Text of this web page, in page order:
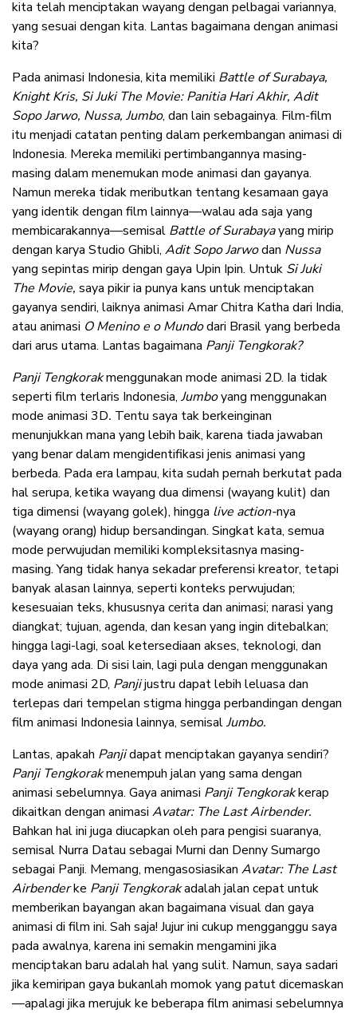
kita telah menciptakan wayang dengan pelbagai variannya,
yang sesuai dengan kita. Lantas bagaimana dengan animasi
kita?
Pada animasi Indonesia, kita memiliki Battle of Surabaya,
Knight Kris, Si Juki The Movie: Panitia Hari Akhir, Adit
Sopo Jarwo, Nussa, Jumbo, dan lain sebagainya. Film-film
itu menjadi catatan penting dalam perkembangan animasi di
Indonesia. Mereka memiliki pertimbangannya masing-
masing dalam menemukan mode animasi dan gayanya.
Namun mereka tidak meributkan tentang kesamaan gaya
yang identik dengan film lainnya—walau ada saja yang
membicarakannya—semisal Battle of Surabayayang mirip
dengan karya Studio Ghibli, Adit Sopo Jarwodan Nussa
yang sepintas mirip dengan gaya Upin Ipin. Untuk Si Juki
The Movie, saya pikir ia punya kans untuk menciptakan
gayanya sendiri, laiknya animasi Amar Chitra Katha dari India,
atau animasi O Menino e o Mundodari Brasil yang berbeda
dari arus utama. Lantas bagaimana Panji Tengkorak?
Panji Tengkorakmenggunakan mode animasi 2D. Ia tidak
seperti film terlaris Indonesia, Jumboyang menggunakan
mode animasi 3D. Tentu saya tak berkeinginan
menunjukkan mana yang lebih baik, karena tiada jawaban
yang benar dalam mengidentifikasi jenis animasi yang
berbeda. Pada era lampau, kita sudah pernah berkutat pada
hal serupa, ketika wayang dua dimensi (wayang kulit) dan
tiga dimensi (wayang golek), hingga live action-nya
(wayang orang) hidup bersandingan. Singkat kata, semua
mode perwujudan memiliki kompleksitasnya masing-
masing. Yang tidak hanya sekadar preferensi kreator, tetapi
banyak alasan lainnya, seperti konteks perwujudan;
kesesuaian teks, khususnya cerita dan animasi; narasi yang
diangkat; tujuan, agenda, dan kesan yang ingin ditebalkan;
hingga lagi-lagi, soal ketersediaan akses, teknologi, dan
daya yang ada. Di sisi lain, lagi pula dengan menggunakan
mode animasi 2D, Panjijustru dapat lebih leluasa dan
terlepas dari tempelan stigma hingga perbandingan dengan
film animasi Indonesia lainnya, semisalJumbo.
Lantas, apakah Panjidapat menciptakan gayanya sendiri?
Panji Tengkorakmenempuh jalan yang sama dengan
animasi sebelumnya. Gaya animasi Panji Tengkorakkerap
dikaitkan dengan animasi Avatar: The Last Airbender.
Bahkan hal ini juga diucapkan oleh para pengisi suaranya,
semisal Nurra Datau sebagai Murni dan Denny Sumargo
sebagai Panji. Memang, mengasosiasikan Avatar: The Last
Airbenderke Panji Tengkorakadalah jalan cepat untuk
memberikan bayangan akan bagaimana visual dan gaya
animasi di film ini. Sah saja! Jujur ini cukup mengganggu saya
pada awalnya, karena ini semakin mengamini jika
menciptakan baru adalah hal yang sulit. Namun, saya sadari
jika kemiripan gaya bukanlah momok yang patut dicemaskan
—apalagi jika merujuk ke beberapa film animasi sebelumnya